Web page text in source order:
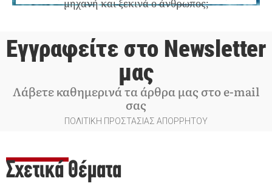
μηχανή και ξεκινά ο άνθρωπος;
Εγγραφείτε στο Newsletter
μας
Λάβετε καθημερινά τα άρθρα μας στο e-mail
σας
ΠΟΛΙΤΙΚΗ ΠΡΟΣΤΑΣΙΑΣ ΑΠΟΡΡΗΤΟΥ
Σχετικά Θέματα